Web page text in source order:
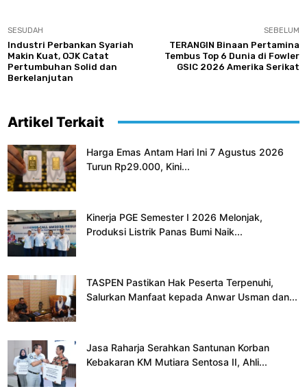
SESUDAH
Industri Perbankan Syariah
Makin Kuat, OJK Catat
Pertumbuhan Solid dan
Berkelanjutan
SEBELUM
TERANGIN Binaan Pertamina
Tembus Top 6 Dunia di Fowler
GSIC 2026 Amerika Serikat
Artikel Terkait
Harga Emas Antam Hari Ini 7 Agustus 2026
Turun Rp29.000, Kini...
Kinerja PGE Semester I 2026 Melonjak,
Produksi Listrik Panas Bumi Naik...
TASPEN Pastikan Hak Peserta Terpenuhi,
Salurkan Manfaat kepada Anwar Usman dan...
Jasa Raharja Serahkan Santunan Korban
Kebakaran KM Mutiara Sentosa II, Ahli...